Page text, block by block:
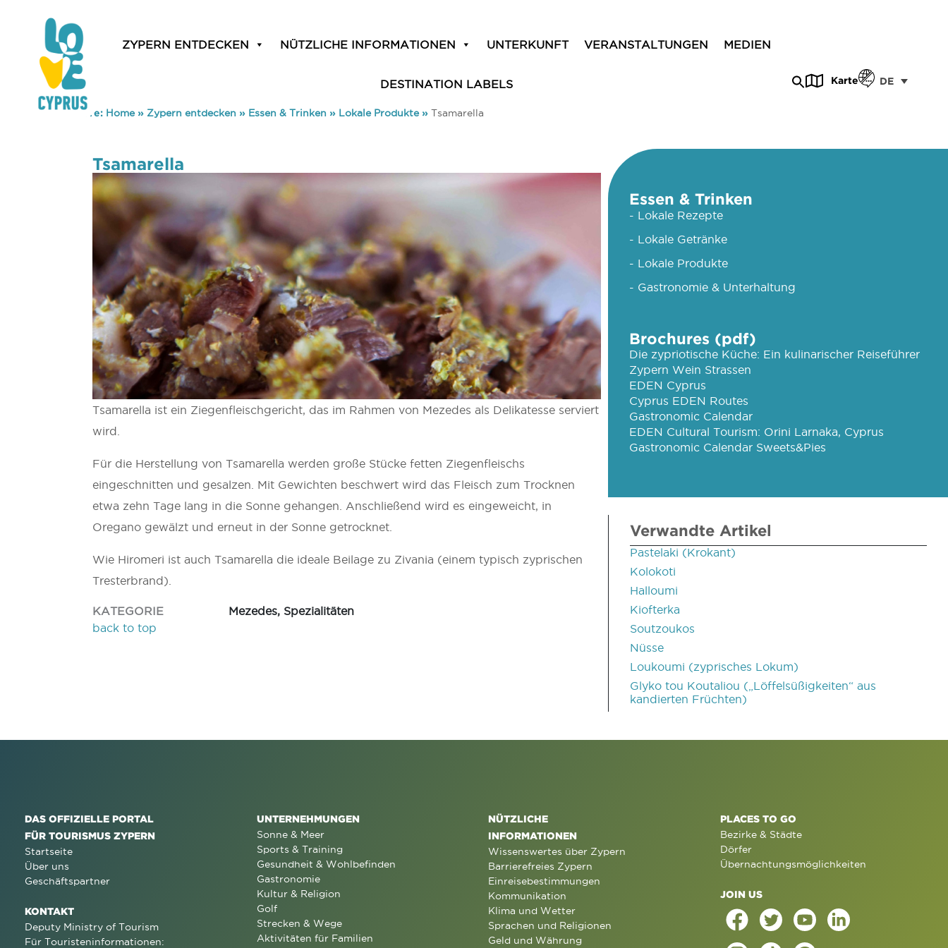
ZYPERN ENTDECKEN NÜTZLICHE INFORMATIONEN UNTERKUNFT VERANSTALTUNGEN MEDIEN
DESTINATION LABELS Karte DE
You are here: Home» Zypern entdecken » Essen & Trinken » Lokale Produkte» Tsamarella
Tsamarella
Tsamarella ist ein Ziegenfleischgericht, das im Rahmen von Mezedes als Delikatesse serviert
wird.
Für die Herstellung von Tsamarella werden große Stücke fetten Ziegenfleischs
eingeschnitten und gesalzen. Mit Gewichten beschwert wird das Fleisch zum Trocknen
etwa zehn Tage lang in die Sonne gehangen. Anschließend wird es eingeweicht, in
Oregano gewälzt und erneut in der Sonne getrocknet.
Wie Hiromeri ist auch Tsamarella die ideale Beilage zu Zivania (einem typisch zyprischen
Tresterbrand).
KATEGORIE
Mezedes, Spezialitäten
back to top
Essen & Trinken
- Lokale Rezepte
- Lokale Getränke
- Lokale Produkte
- Gastronomie & Unterhaltung
Brochures (pdf)
Die zypriotische Küche: Ein kulinarischer Reiseführer
Zypern Wein Strassen
EDEN Cyprus
Cyprus EDEN Routes
Gastronomic Calendar
EDEN Cultural Tourism: Orini Larnaka, Cyprus
Gastronomic Calendar Sweets&Pies
Verwandte Artikel
Pastelaki (Krokant)
Kolokoti
Halloumi
Kiofterka
Soutzoukos
Nüsse
Loukoumi (zyprisches Lokum)
Glyko tou Koutaliou („Löffelsüßigkeiten“ aus
kandierten Früchten)
DAS OFFIZIELLE PORTAL
FÜR TOURISMUS ZYPERN
Startseite
Über uns
Geschäftspartner
KONTAKT
Deputy Ministry of Tourism
Für Touristeninformationen:
UNTERNEHMUNGEN
Sonne & Meer
Sports & Training
Gesundheit & Wohlbefinden
Gastronomie
Kultur & Religion
Golf
Strecken & Wege
Aktivitäten für Familien
NÜTZLICHE
INFORMATIONEN
Wissenswertes über Zypern
Barrierefreies Zypern
Einreisebestimmungen
Kommunikation
Klima und Wetter
Sprachen und Religionen
Geld und Währung
PLACES TO GO
Bezirke & Städte
Dörfer
Übernachtungsmöglichkeiten
JOIN US